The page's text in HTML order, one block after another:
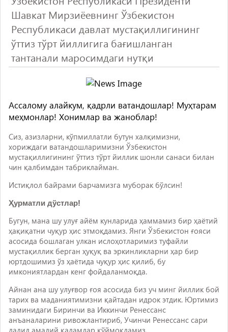
Шавкат Мирзиёевнинг Ўзбекистон
Республикаси давлат мустақиллигининг
ўттиз тўрт йиллигига бағишланган
тантанали маросимдаги нутқи
Ассалому алайкум, қадрли ватандошлар! Муҳтарам
меҳмонлар! Хонимлар ва жаноблар!
Сиз, азизларни, кўпмиллатли бутун халқимизни,
хориждаги ватандошларимизни Ўзбекистон
мустақиллигининг ўттиз тўрт йиллик шонли санаси билан
чин қалбимдан табриклайман.
Истиқлол байрами барчамизга муборак бўлсин!
Ҳурматли дўстлар!
Бугун, мана шу улуғ айём кунларида ҳаммамиз бир ҳаётий
ҳақиқатни чуқур ҳис этмоқдамиз. Янги Ўзбекистон ғояси
асосида бошлаган улкан ислоҳотларимиз туфайли
мустақиллик берган ҳуқуқ ва эркинликларни ҳар бир
юртдошимиз ўз ҳаётида чуқур ҳис қилиб, бу
имкониятлардан кенг фойдаланмоқда.
Айнан ана шу улуғвор ғоя асосида биз уч минг йиллик бой
тарих ва маданиятимизни қайтадан идрок этдик. Юртимиз
заминидаги Биринчи ва Иккинчи Ренессанс
анъаналарини ривожлантириб, Учинчи Ренессанс сари
дадил амалий қадамлар қўймоқдамиз.